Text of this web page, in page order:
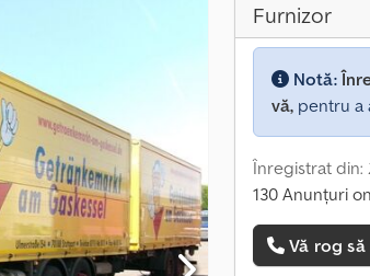
Furnizor
Notă:
vă, pentru a
Înregistrat din:
130 Anunțuri
Vă rog